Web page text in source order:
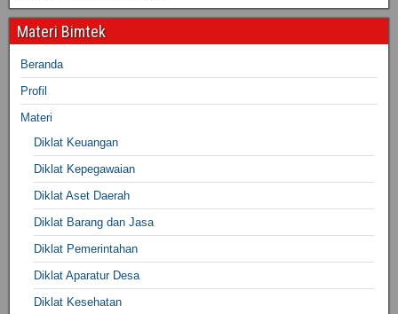
Materi Bimtek
Beranda
Profil
Materi
Diklat Keuangan
Diklat Kepegawaian
Diklat Aset Daerah
Diklat Barang dan Jasa
Diklat Pemerintahan
Diklat Aparatur Desa
Diklat Kesehatan